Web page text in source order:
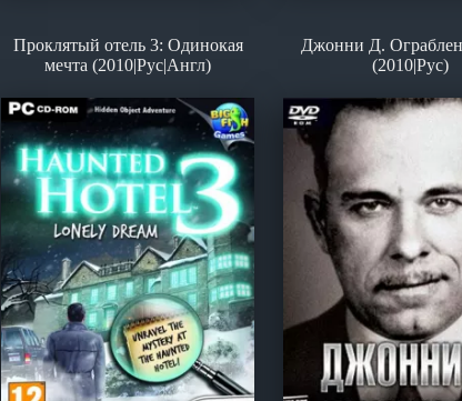
Проклятый отель 3: Одинокая
мечта (2010|Рус|Англ)
Джонни Д.
(2010|Рус)